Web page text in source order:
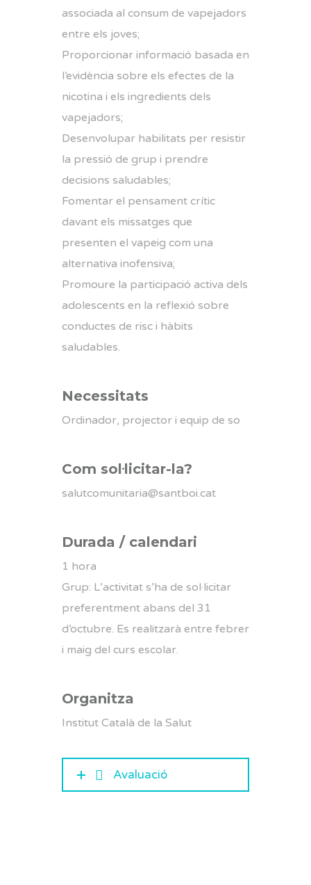
associada al consum de vapejadors
entre els joves;
Proporcionar informació basada en
l’evidència sobre els efectes de la
nicotina i els ingredients dels
vapejadors;
Desenvolupar habilitats per resistir
la pressió de grup i prendre
decisions saludables;
Fomentar el pensament crític
davant els missatges que
presenten el vapeig com una
alternativa inofensiva;
Promoure la participació activa dels
adolescents en la reflexió sobre
conductes de risc i hàbits
saludables.
Necessitats
Ordinador, projector i equip de so
Com sol·licitar-la?
salutcomunitaria@santboi.cat
Durada / calendari
1 hora
Grup: L’activitat s’ha de sol·licitar
preferentment abans del 31
d’octubre. Es realitzarà entre febrer
i maig del curs escolar.
Organitza
Institut Català de la Salut
Avaluació